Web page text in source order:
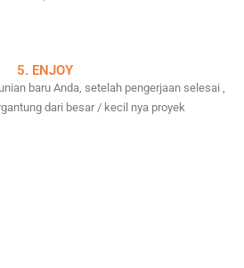
5. ENJOY
baru Anda, setelah pengerjaan selesai ,
dari besar / kecil nya proyek